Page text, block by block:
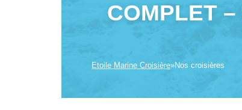
COMPLET
Etoile Marine Croisière»Nos croisières